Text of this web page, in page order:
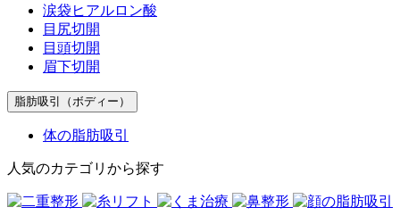
涙袋ヒアルロン酸
目尻切開
目頭切開
眉下切開
脂肪吸引（ボディー）
体の脂肪吸引
人気のカテゴリから探す